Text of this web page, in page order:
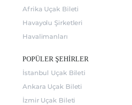
Afrika Uçak Bileti
Havayolu Şirketleri
Havalimanları
POPÜLER ŞEHİRLER
İstanbul Uçak Bileti
Ankara Uçak Bileti
İzmir Uçak Bileti